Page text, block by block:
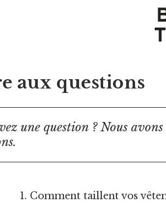
aux questions
une question ? Nous
1. Comment taillent vos